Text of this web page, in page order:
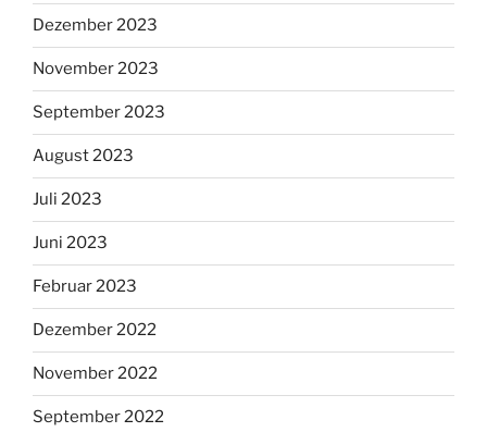
Dezember 2023
November 2023
September 2023
August 2023
Juli 2023
Juni 2023
Februar 2023
Dezember 2022
November 2022
September 2022